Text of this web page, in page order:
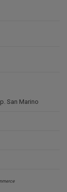
San Marino